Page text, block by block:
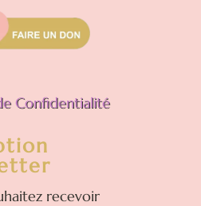
Confidentialité
recevoir